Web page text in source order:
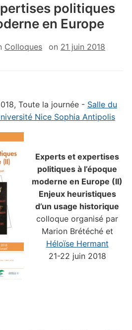
politiques
en Europe
Colloques on 21 juin 2018
Toute la journée - Salle du
Nice Sophia Antipolis
Experts et expertises
politiques à l’époque
moderne en Europe (II)
Enjeux heuristiques
d’un usage historique
colloque organisé par
Marion Brétéché et
Héloïse Hermant
21-22 juin 2018